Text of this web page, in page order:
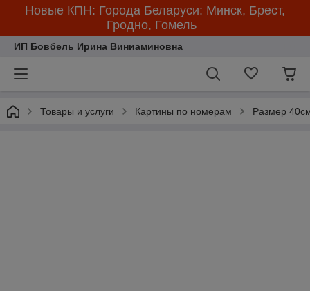
Новые КПН: Города Беларуси: Минск, Брест,
Гродно, Гомель
ИП Бовбель Ирина Виниаминовна
Товары и услуги Картины по номерам Размер